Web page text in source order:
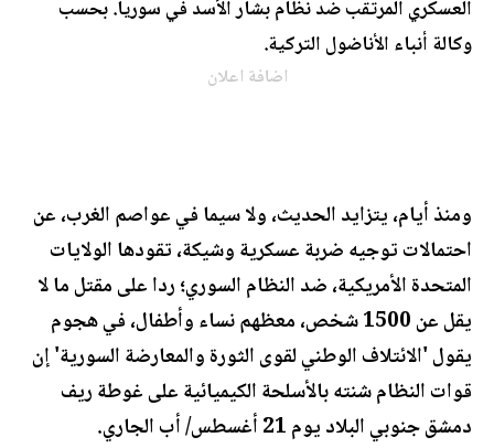
العسكري المرتقب ضد نظام بشار الأسد في سوريا. بحسب
وكالة أنباء الأناضول التركية.
اضافة اعلان
ومنذ أيام، يتزايد الحديث، ولا سيما في عواصم الغرب، عن
احتمالات توجيه ضربة عسكرية وشيكة، تقودها الولايات
المتحدة الأمريكية، ضد النظام السوري؛ ردا على مقتل ما لا
يقل عن 1500 شخص، معظهم نساء وأطفال، في هجوم
يقول 'الائتلاف الوطني لقوى الثورة والمعارضة السورية' إن
قوات النظام شنته بالأسلحة الكيميائية على غوطة ريف
دمشق جنوبي البلاد يوم 21 أغسطس/ أب الجاري.